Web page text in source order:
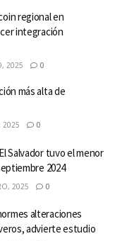
regional en
integración
2025 0
más alta de
2025 0
Salvador tuvo el menor
2024
2025 0
alteraciones
advierte estudio